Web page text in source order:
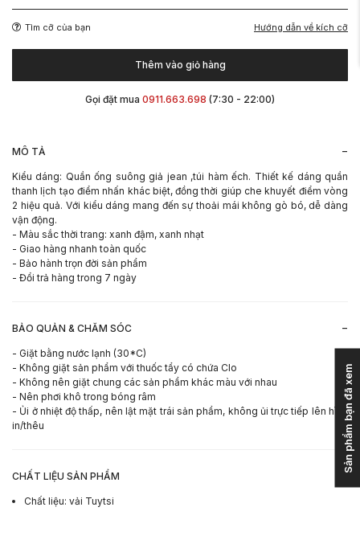
MÔ TẢ -
Kiểu dáng: Quần ống suông giả jean ,túi hàm ếch. Thiết kế dáng quần
thanh lịch tạo điểm nhấn khác biệt, đồng thời giúp che khuyết điểm vòng
2 hiệu quả. Với kiểu dáng mang đến sự thoải mái không gò bó, dễ dàng
vận động.
- Màu sắc thời trang: xanh đậm, xanh nhạt
- Giao hàng nhanh toàn quốc
- Bảo hành trọn đời sản phẩm
- Đổi trả hàng trong 7 ngày
BẢO QUẢN & CHĂM SÓC -
- Giặt bằng nước lạnh (30*C)
- Không giặt sản phẩm với thuốc tẩy có chứa Clo
- Không nên giặt chung các sản phẩm khác màu với nhau
- Nên phơi khô trong bóng râm
- Ủi ở nhiệt độ thấp, nên lật mặt trái sản phẩm, không ủi trực tiếp lên hình
in/thêu
CHẤT LIỆU SẢN PHẨM -
Chất liệu: vải Tuytsi
Tìm cỡ của bạn Hướng dẫn về kích cỡ
Thêm vào giỏ hàng
Gọi đặt mua 0911.663.698 (7:30 - 22:00)
Sản phẩm bạn đã xem